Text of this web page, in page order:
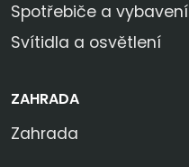
Spotřebiče a vybavení
Svítidla a osvětlení
ZAHRADA
Zahrada